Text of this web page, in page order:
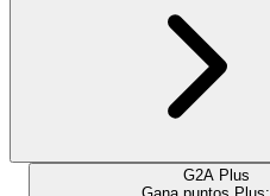
G2A Plus